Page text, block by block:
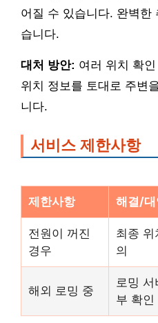
어질 수 있습니다. 완벽한
습니다.
대처 방안: 여러 위치 확
위치 정보를 토대로 주변
니다.
서비스 제한사항
제한사항 해결/대
전원이 꺼진
경우
최종 위
의
해외 로밍 중
로밍
부 확인